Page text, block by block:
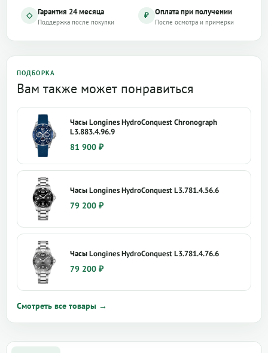
◇ Гарантия 24 месяца
Поддержка после покупки
₽ Оплата при получении
После осмотра и примерки
ПОДБОРКА
Вам также может понравиться
Часы Longines HydroConquest Chronograph
L3.883.4.96.9
81 900 ₽
Часы Longines HydroConquest L3.781.4.56.6
79 200 ₽
Часы Longines HydroConquest L3.781.4.76.6
79 200 ₽
Смотреть все товары →